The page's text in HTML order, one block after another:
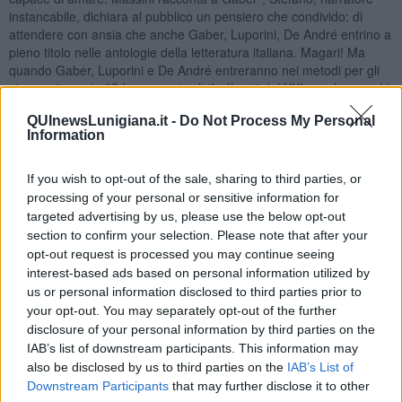
QUInewsLunigiana.it - Do Not Process My Personal
Information
If you wish to opt-out of the sale, sharing to third parties, or
processing of your personal or sensitive information for
targeted advertising by us, please use the below opt-out
section to confirm your selection. Please note that after your
opt-out request is processed you may continue seeing
interest-based ads based on personal information utilized by
us or personal information disclosed to third parties prior to
your opt-out. You may separately opt-out of the further
disclosure of your personal information by third parties on the
IAB’s list of downstream participants. This information may
also be disclosed by us to third parties on the IAB’s List of
Downstream Participants that may further disclose it to other
instancabile, dichiara al pubblico un pensiero che condivido: di
attendere con ansia che anche Gaber, Luporini, De André entrino a
pieno titolo nelle antologie della letteratura italiana. Magari! Ma
quando Gaber, Luporini e De André entreranno nei metodi per gli
strumenti musicali? In una sorta di “Lefèvre” del XXI secolo, per chi
ha pratica dei metodi per clarinetto? Giorgio Gaber, Fabrizio De
André ma anche Dario Brunori, ad esempio. Avevo quasi le lacrime
agli occhi mentre ero parte di quella linea armonica che racconta:
fermi al primo ristorante | E non ci pensi più” (da “La verità). Ed io ci
penso ancora. Ho avuto più volte le lacrime agli occhi, quest’estate,
cercando di dare suono e colore, con un clarinetto, ad alcuni tra i
temi di Gaber che più hanno raccontato il mio sentirmi umano: “La
parola io | È uno strano grido | Che nasconde invano | La paura di
non essere nessuno” (da “La parola io”); e ancora “E nel silenzio
delle notti | Con gli occhi stanchi e l'animo gioioso | Percepire che
anche il sonno è vita | E non riposo” (da “Quando sarò capace di
amare).
Non so se i Conservatori di oggi riescano a trasmettere questa
incredibile gioia della musica leggera. Questo ampio e variegato
piacere, difficilmente descrivibile come tutti i piaceri che sconfinano